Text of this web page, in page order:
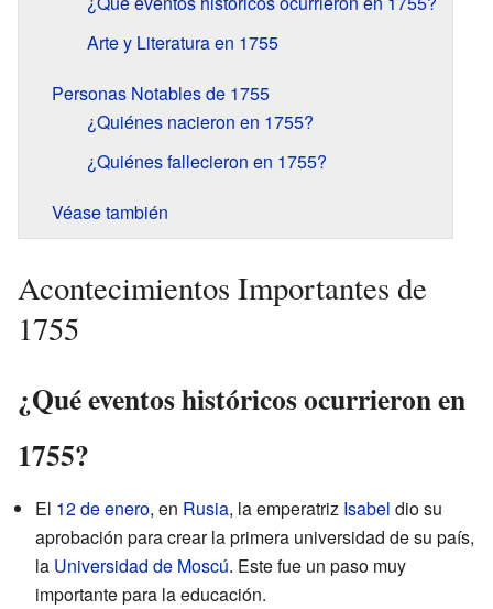
Arte y Literatura en 1755
Personas Notables de 1755
¿Quiénes nacieron en 1755?
¿Quiénes fallecieron en 1755?
Véase también
Acontecimientos Importantes de
1755
¿Qué eventos históricos ocurrieron en
1755?
El 12 de enero, en Rusia, la emperatriz Isabel dio su
aprobación para crear la primera universidad de su país,
la Universidad de Moscú. Este fue un paso muy
importante para la educación.